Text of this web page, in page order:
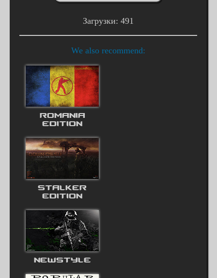
Загрузки: 491
We also recommend:
ROMANIA
EDITION
STALKER
EDITION
NEWSTYLE